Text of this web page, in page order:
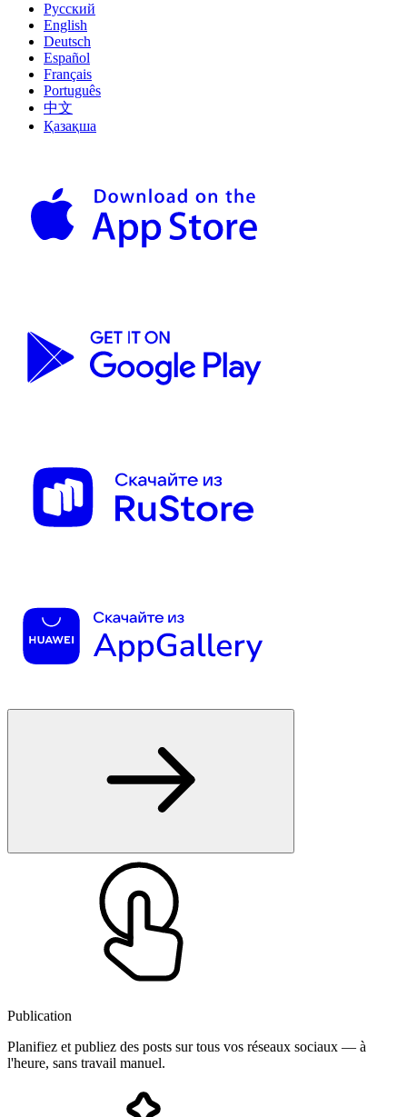
Русский
English
Deutsch
Español
Français
Português
中文
Қазақша
Publication
Planifiez et publiez des posts sur tous vos réseaux sociaux — à
l'heure, sans travail manuel.